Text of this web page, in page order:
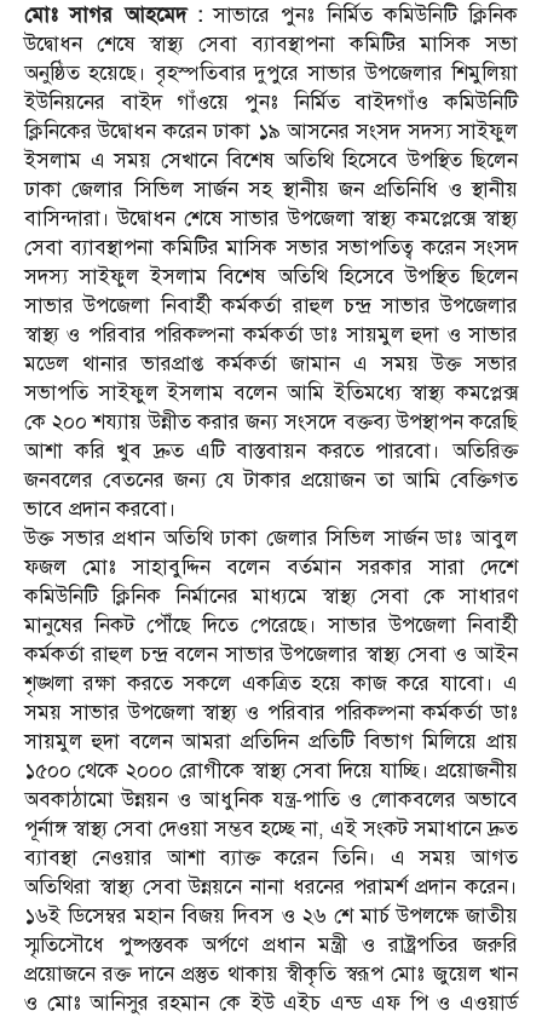
মোঃ সাগর আহমেদ :সাভারে পুনঃ নির্মিত কমিউনিটি ক্লিনিক
উদ্বোধন শেষে স্বাস্থ্য সেবা ব্যাবস্থাপনা কমিটির মাসিক সভা
অনুষ্ঠিত হয়েছে। বৃহস্পতিবার দুপুরে সাভার উপজেলার শিমুলিয়া
ইউনিয়নের বাইদ গাঁওয়ে পুনঃ নির্মিত বাইদগাঁও কমিউনিটি
ক্লিনিকের উদ্বোধন করেন ঢাকা ১৯ আসনের সংসদ সদস্য সাইফুল
ইসলাম এ সময় সেখানে বিশেষ অতিথি হিসেবে উপস্থিত ছিলেন
ঢাকা জেলার সিভিল সার্জন সহ স্থানীয় জন প্রতিনিধি ও স্থানীয়
বাসিন্দারা। উদ্বোধন শেষে সাভার উপজেলা স্বাস্থ্য কমপ্লেক্সে স্বাস্থ্য
সেবা ব্যাবস্থাপনা কমিটির মাসিক সভার সভাপতিত্ব করেন সংসদ
সদস্য সাইফুল ইসলাম বিশেষ অতিথি হিসেবে উপস্থিত ছিলেন
সাভার উপজেলা নিবার্হী কর্মকর্তা রাহুল চন্দ্র সাভার উপজেলার
স্বাস্থ্য ও পরিবার পরিকল্পনা কর্মকর্তা ডাঃ সায়মুল হুদা ও সাভার
মডেল থানার ভারপ্রাপ্ত কর্মকর্তা জামান এ সময় উক্ত সভার
সভাপতি সাইফুল ইসলাম বলেন আমি ইতিমধ্যে স্বাস্থ্য কমপ্লেক্স
কে ২০০ শয্যায় উন্নীত করার জন্য সংসদে বক্তব্য উপস্থাপন করেছি
আশা করি খুব দ্রুত এটি বাস্তবায়ন করতে পারবো‌। অতিরিক্ত
জনবলের বেতনের জন্য যে টাকার প্রয়োজন তা আমি বেক্তিগত
ভাবে প্রদান করবো।
উক্ত সভার প্রধান অতিথি ঢাকা জেলার সিভিল সার্জন ডাঃ আবুল
ফজল মোঃ সাহাবুদ্দিন বলেন বর্তমান সরকার সারা দেশে
কমিউনিটি ক্লিনিক নির্মানের মাধ্যমে স্বাস্থ্য সেবা কে সাধারণ
মানুষের নিকট পৌঁছে দিতে পেরেছে। সাভার উপজেলা নিবার্হী
কর্মকর্তা রাহুল চন্দ্র বলেন সাভার উপজেলার স্বাস্থ্য সেবা ও আইন
শৃঙ্খলা রক্ষা করতে সকলে একত্রিত হয়ে কাজ করে যাবো। এ
সময় সাভার উপজেলা স্বাস্থ্য ও পরিবার পরিকল্পনা কর্মকর্তা ডাঃ
সায়মুল হুদা বলেন আমরা প্রতিদিন প্রতিটি বিভাগ মিলিয়ে প্রায়
১৫০০ থেকে ২০০০ রোগীকে স্বাস্থ্য সেবা দিয়ে যাচ্ছি। প্রয়োজনীয়
অবকাঠামো উন্নয়ন ও আধুনিক যন্ত্র-পাতি ও লোকবলের অভাবে
পূর্নাঙ্গ স্বাস্থ্য সেবা দেওয়া সম্ভব হচ্ছে না, এই সংকট সমাধানে দ্রুত
ব্যাবস্থা নেওয়ার আশা ব্যাক্ত করেন তিনি। এ সময় আগত
অতিথিরা স্বাস্থ্য সেবা উন্নয়নে নানা ধরনের পরামর্শ প্রদান করেন।
১৬ই ডিসেম্বর মহান বিজয় দিবস ও ২৬ শে মার্চ উপলক্ষে জাতীয়
স্মৃতিসৌধে পুষ্পস্তবক অর্পণে প্রধান মন্ত্রী ও রাষ্ট্রপতির জরুরি
প্রয়োজনে রক্ত দানে প্রস্তুত থাকায় স্বীকৃতি স্বরূপ মোঃ জুয়েল খান
ও মোঃ আনিসুর রহমান কে ইউ এইচ এন্ড এফ পি ও এওয়ার্ড